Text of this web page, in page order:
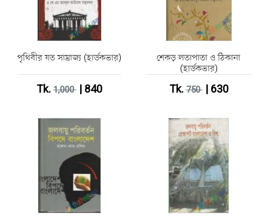
পৃথিবীর যত সাম্রাজ্য (হার্ডকভার)
Tk.1,000| 840
শেকড় লতাপাতা ও ঠিকানা
(হার্ডকভার)
Tk.750| 630